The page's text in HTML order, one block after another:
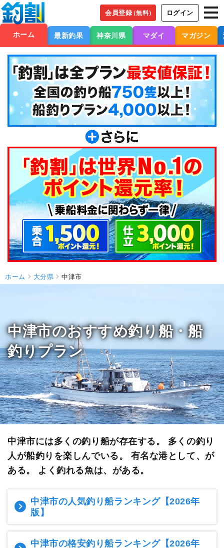
会員登録（無料） ログイン
ホーム 最新釣果 神奈川県 マダイ マガジン
ホーム 大分県 中津市
中津市のおすすめ釣り船・船
釣りプラン
中津市には多くの釣り船が存在する。 多くの釣り
人が船釣りを楽しんでいる。 有名な港として、が
ある。 よく釣れる魚は、がある。
中津市の人気釣り船ランキング【2026年
版】
中津市の格安釣り船ランキング【2026年